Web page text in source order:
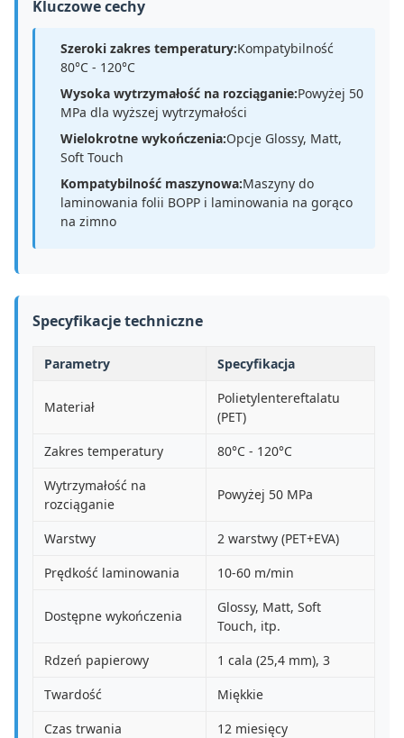
Kluczowe cechy
Szeroki zakres temperatury:Kompatybilność
80°C - 120°C
Wysoka wytrzymałość na rozciąganie:Powyżej 50
MPa dla wyższej wytrzymałości
Wielokrotne wykończenia:Opcje Glossy, Matt,
Soft Touch
Kompatybilność maszynowa:Maszyny do
laminowania folii BOPP i laminowania na gorąco
na zimno
Specyfikacje techniczne
Parametry Specyfikacja
Materiał
Polietylentereftalatu
(PET)
Zakres temperatury
80°C - 120°C
Wytrzymałość na
rozciąganie
Powyżej 50 MPa
Warstwy
2 warstwy (PET+EVA)
Prędkość laminowania
10-60 m/min
Dostępne wykończenia
Glossy, Matt, Soft
Touch, itp.
Rdzeń papierowy
1 cala (25,4 mm), 3
Twardość
Miękkie
Czas trwania
12 miesięcy